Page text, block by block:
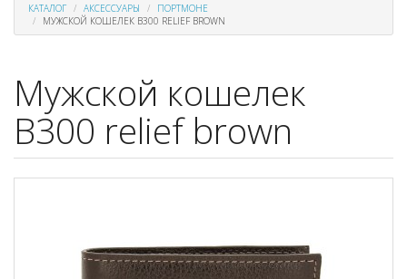
КАТАЛОГ АКСЕССУАРЫ
ПОРТМОНЕ
МУЖСКОЙ КОШЕЛЕК B300 RELIEF BROWN
Мужской кошелек
B300 relief brown